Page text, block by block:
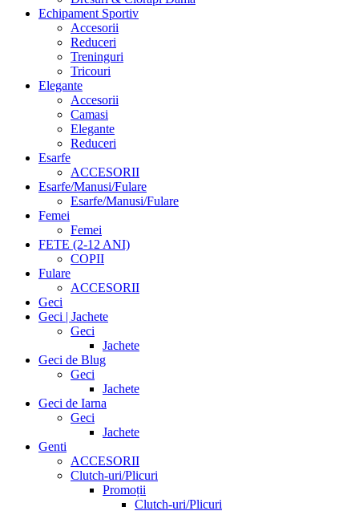
Echipament Sportiv
Accesorii
Reduceri
Treninguri
Tricouri
Elegante
Accesorii
Camasi
Elegante
Reduceri
Esarfe
ACCESORII
Esarfe/Manusi/Fulare
Esarfe/Manusi/Fulare
Femei
Femei
FETE (2-12 ANI)
COPII
Fulare
ACCESORII
Geci
Geci | Jachete
Geci
Jachete
Geci de Blug
Geci
Jachete
Geci de Iarna
Geci
Jachete
Genti
ACCESORII
Clutch-uri/Plicuri
Promoții
Clutch-uri/Plicuri